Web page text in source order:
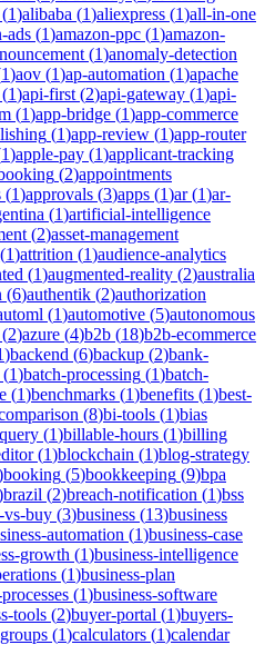
(1)alibaba (1)aliexpress (1)all-in-one
ads (1)amazon-ppc (1)amazon-
(1)anomaly-detection
1)aov (1)ap-automation (1)apache
(1)api-first (2)api-gateway (1)api-
(1)app-bridge (1)app-commerce
(1)app-review (1)app-router
1)apple-pay (1)applicant-tracking
(2)appointments
(1)approvals (3)apps (1)ar(1)ar-
(1)artificial-intelligence
(2)asset-management
(1)attrition (1)audience-analytics
(1)augmented-reality (2)australia
(6)authentik (2)authorization
(1)automotive (5)autonomous
2)azure (4)b2b (18)b2b-ecommerce
)backend (6)backup (2)bank-
(1)batch-processing (1)batch-
(1)benchmarks (1)benefits (1)best-
(8)bi-tools (1)bias
(1)billable-hours (1)billing
(1)blockchain (1)blog-strategy
booking (5)bookkeeping (9)bpa
brazil (2)breach-notification (1)bss
buy (3)business (13)business
automation (1)business-case
growth (1)business-intelligence
(1)business-plan
(1)business-software
tools (2)buyer-portal (1)buyers-
(1)calculators (1)calendar